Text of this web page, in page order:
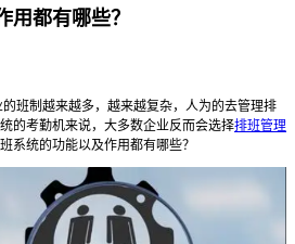
用都有哪些？
班制越来越多，越来越复杂，人为的去管理排
的考勤机来说，大多数企业反而会选择排班管理
系统的功能以及作用都有哪些？